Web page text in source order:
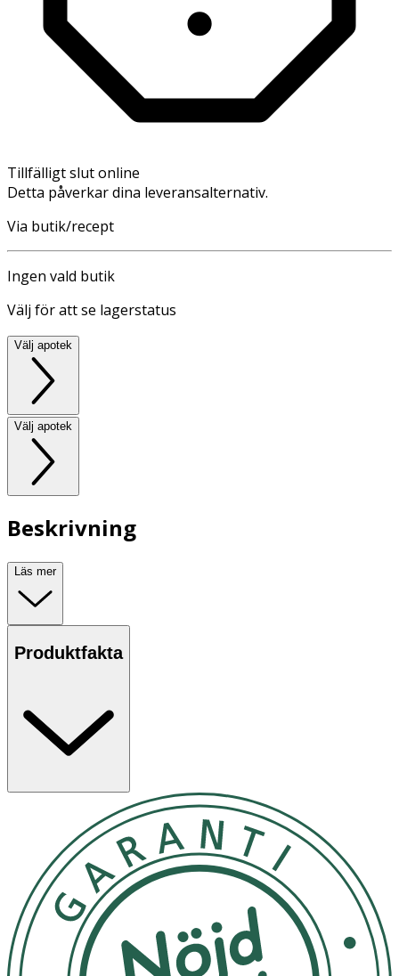
Tillfälligt slut online
Detta påverkar dina leveransalternativ.
Via butik/recept
Ingen vald butik
Välj för att se lagerstatus
Välj apotek
Välj apotek
Beskrivning
Läs mer
Produktfakta